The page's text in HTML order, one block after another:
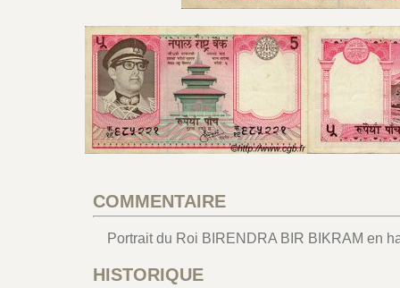
COMMENTAIRE
Portrait du Roi BIRENDRA BIR BIKRAM en
HISTORIQUE